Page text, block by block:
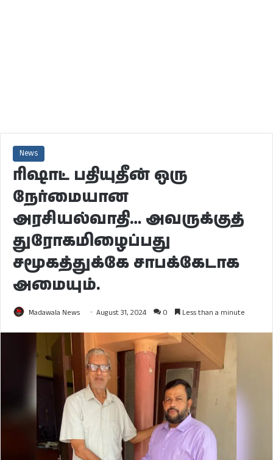
News
ரிஷாட் பதியுதீன் ஒரு
நேர்மையான
அரசியல்வாதி… அவருக்குத்
துரோகமிழைப்பது
சமூகத்துக்கே சாபக்கேடாக
அமையும்.
Madawala News August 31, 2024 0 Less than a minute